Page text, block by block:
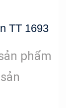
TT 1693
phẩm